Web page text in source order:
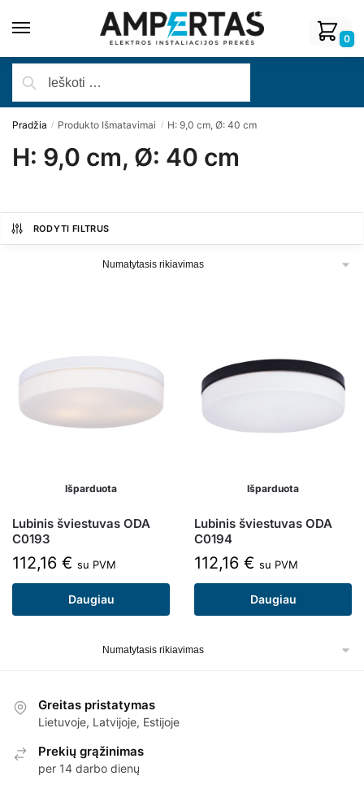
0
Pradžia / Produkto Išmatavimai / H: 9,0 cm, Ø: 40 cm
H: 9,0 cm, Ø: 40 cm
RODYTI FILTRUS
Išparduota
Lubinis šviestuvas ODA
C0193
112,16 € su PVM
Daugiau
Išparduota
Lubinis šviestuvas ODA
C0194
112,16 € su PVM
Daugiau
Greitas pristatymas
Lietuvoje, Latvijoje, Estijoje
Prekių grąžinimas
per 14 darbo dienų